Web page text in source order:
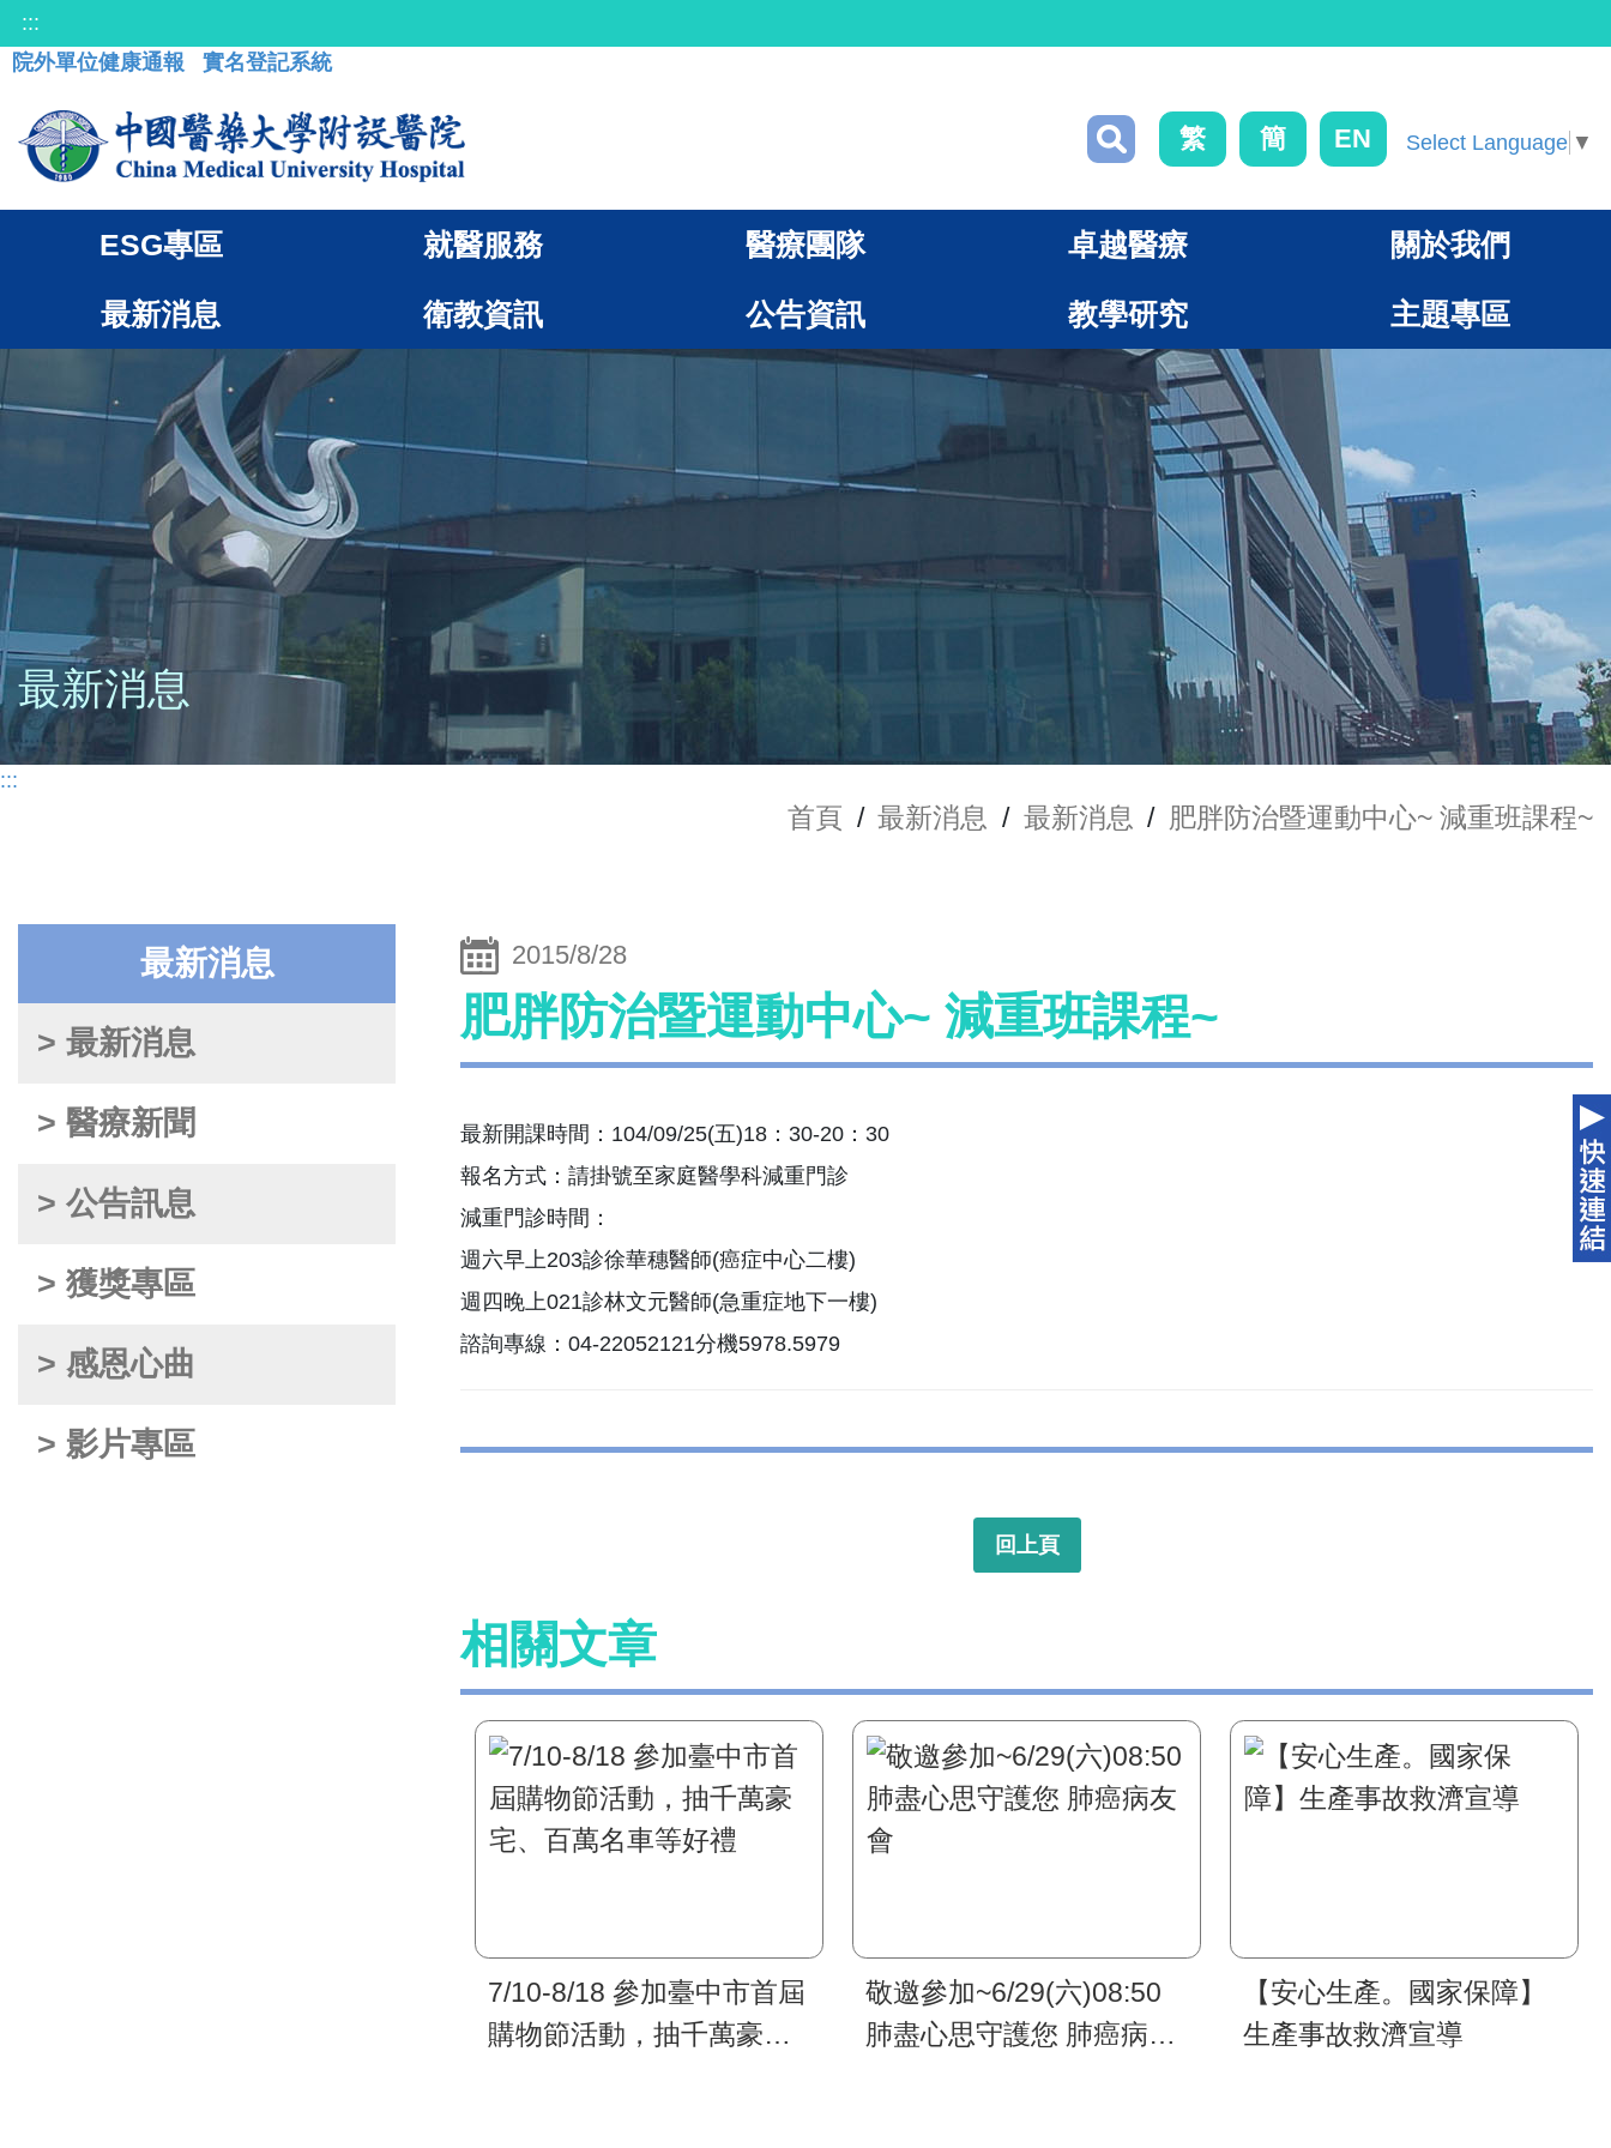
:::
院外單位健康通報
實名登記系統
繁 簡 EN Select Language ▼
ESG專區 就醫服務 醫療團隊 卓越醫療 關於我們
最新消息 衛教資訊 公告資訊 教學研究 主題專區
最新消息
:::
首頁 / 最新消息 / 最新消息 / 肥胖防治暨運動中心~ 減重班課程~
最新消息
> 最新消息
> 醫療新聞
> 公告訊息
> 獲獎專區
> 感恩心曲
> 影片專區
2015/8/28
肥胖防治暨運動中心~ 減重班課程~
最新開課時間：104/09/25(五)18：30-20：30
報名方式：請掛號至家庭醫學科減重門診
減重門診時間：
週六早上203診徐華穗醫師(癌症中心二樓)
週四晚上021診林文元醫師(急重症地下一樓)
諮詢專線：04-22052121分機5978.5979
回上頁
相關文章
7/10-8/18 參加臺中市首屆
購物節活動，抽千萬豪
敬邀參加~6/29(六)08:50
肺盡心思守護您 肺癌病友
【安心生產。國家保障】
生產事故救濟宣導